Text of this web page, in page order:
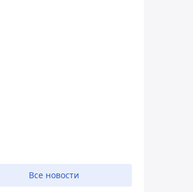
Все новости